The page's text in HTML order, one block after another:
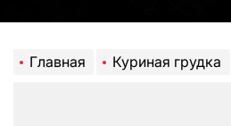
Главная Куриная грудка